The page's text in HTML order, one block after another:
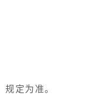
定为准。